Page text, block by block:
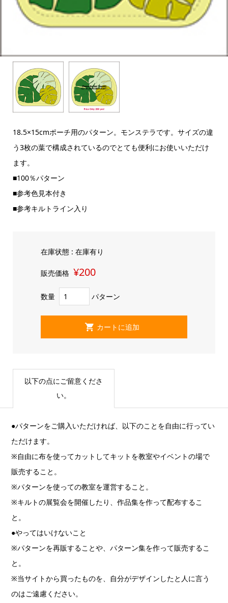
18.5×15cmポーチ用のパターン。モンステラです。サイズの違
う3枚の葉で構成されているのでとても便利にお使いいただけ
ます。
■100％パターン
■参考色見本付き
■参考キルトライン入り
在庫状態 : 在庫有り
販売価格 ¥200
数量 パターン
以下の点にご留意くださ
い。
●パターンをご購入いただければ、以下のことを自由に行ってい
ただけます。
※自由に布を使ってカットしてキットを教室やイベントの場で
販売すること。
※パターンを使っての教室を運営すること。
※キルトの展覧会を開催したり、作品集を作って配布するこ
と。
●やってはいけないこと
※パターンを再販することや、パターン集を作って販売するこ
と。
※当サイトから買ったものを、自分がデザインしたと人に言う
のはご遠慮ください。